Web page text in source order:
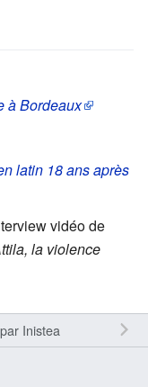
à Bordeaux
latin 18 ans après
vidéo de
la violence
Inistea